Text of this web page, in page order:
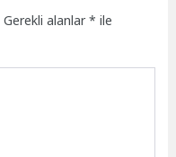
Gerekli alanlar* ile